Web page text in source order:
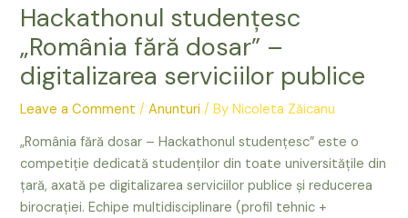
Hackathonul studențesc
„România fără dosar” –
digitalizarea serviciilor publice
Leave a Comment /Anunturi / ByNicoleta Zăicanu
„România fără dosar – Hackathonul studențesc” este o
competiție dedicată studenților din toate universitățile din
țară, axată pe digitalizarea serviciilor publice și reducerea
birocrației. Echipe multidisciplinare (profil tehnic +